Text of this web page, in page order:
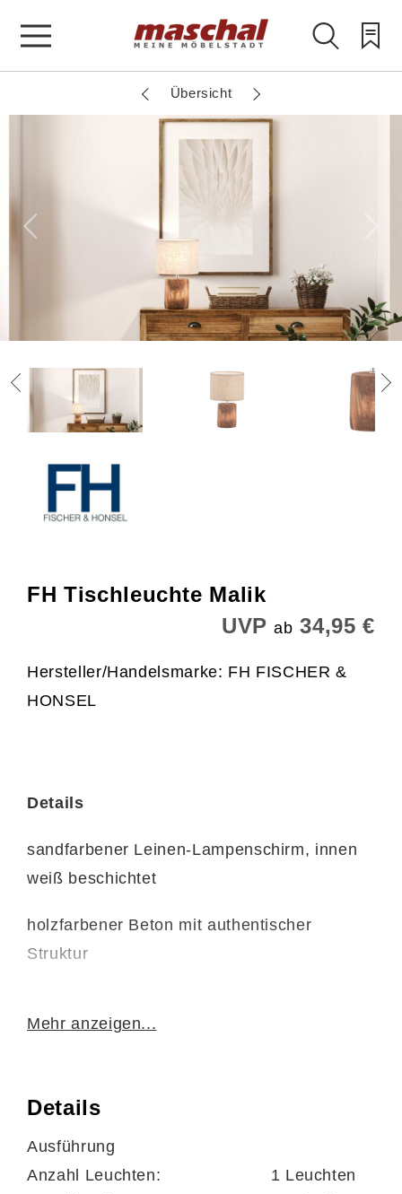
Übersicht
FH Tischleuchte Malik
UVPab 34,95 €
Hersteller/Handelsmarke: FH FISCHER &
HONSEL
Details
sandfarbener Leinen-Lampenschirm, innen
weiß beschichtet
holzfarbener Beton mit authentischer
Struktur
Leuchtmittel nicht enthalten
Mehr anzeigen...
Details
Ausführung
Anzahl Leuchten:
1 Leuchten